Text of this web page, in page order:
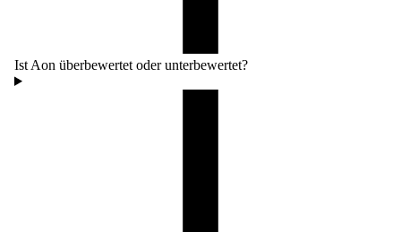
Ist Aon überbewertet oder unterbewertet?